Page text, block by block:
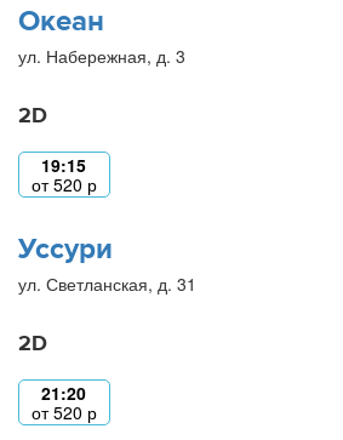
Океан
ул. Набережная, д. 3
2D
19:15
от520 р
Уссури
ул. Светланская, д. 31
2D
21:20
от520 р